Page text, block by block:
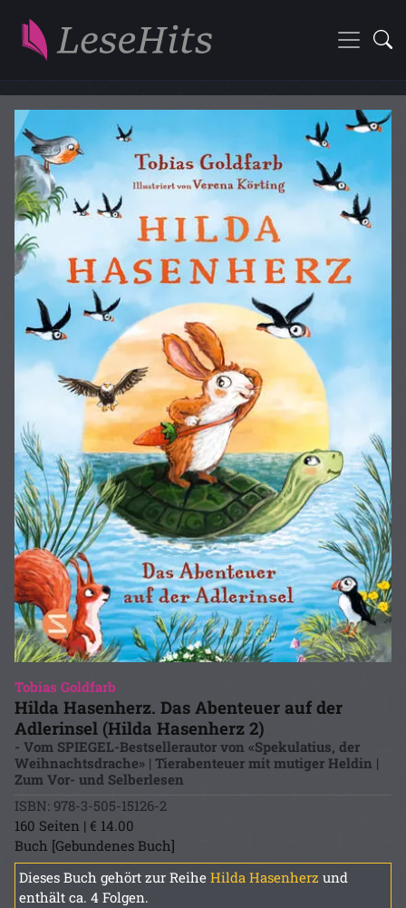
Tobias Goldfarb
Hilda Hasenherz. Das Abenteuer auf der
Adlerinsel (Hilda Hasenherz 2)
- Vom SPIEGEL-Bestsellerautor von «Spekulatius, der
Weihnachtsdrache» | Tierabenteuer mit mutiger Heldin |
Zum Vor- und Selberlesen
ISBN: 978-3-505-15126-2
160 Seiten | € 14.00
Buch [Gebundenes Buch]
Dieses Buch gehört zur Reihe Hilda Hasenherz und
enthält ca. 4 Folgen.